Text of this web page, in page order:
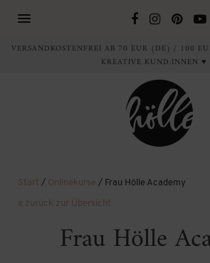
VERSANDKOSTENFREI AB 70 EUR (DE) / 100
KREATIVE KUND:INNEN ♥
Start / Onlinekurse / Frau Hölle Academy
« zurück zur Übersicht
Frau Hölle